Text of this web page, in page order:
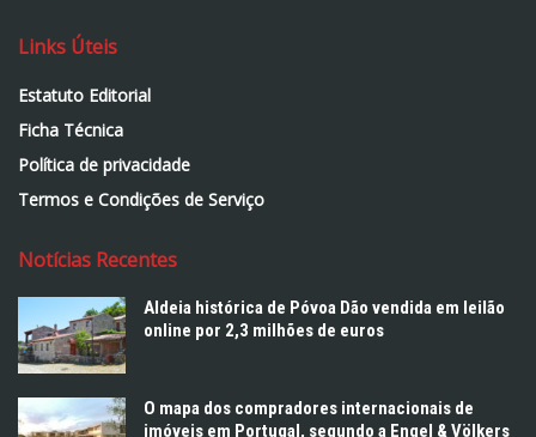
Links Úteis
Estatuto Editorial
Ficha Técnica
Política de privacidade
Termos e Condições de Serviço
Notícias Recentes
Aldeia histórica de Póvoa Dão vendida em leilão
online por 2,3 milhões de euros
O mapa dos compradores internacionais de
imóveis em Portugal, segundo a Engel & Völkers